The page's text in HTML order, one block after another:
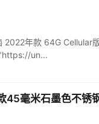
年款 64G
un...
毫米石墨色不锈